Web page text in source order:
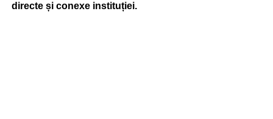
directe și conexe instituției.